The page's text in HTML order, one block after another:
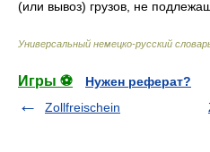
(или вывоз) грузов, не
Универсальный немецко-русский
Игры ⚽
Нужен реферат?
Zollfreischein